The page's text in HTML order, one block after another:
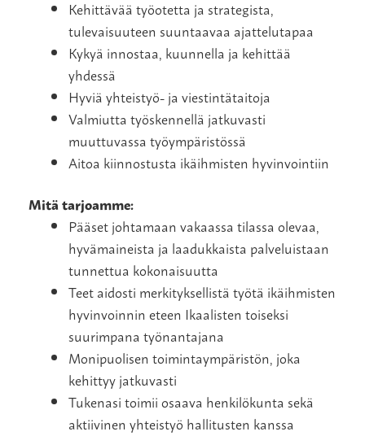
Kehittävää työotetta ja strategista,
tulevaisuuteen suuntaavaa ajattelutapaa
Kykyä innostaa, kuunnella ja kehittää
yhdessä
Hyviä yhteistyö- ja viestintätaitoja
Valmiutta työskennellä jatkuvasti
muuttuvassa työympäristössä
Aitoa kiinnostusta ikäihmisten hyvinvointiin
Mitä tarjoamme:
Pääset johtamaan vakaassa tilassa olevaa,
hyvämaineista ja laadukkaista palveluistaan
tunnettua kokonaisuutta
Teet aidosti merkityksellistä työtä ikäihmisten
hyvinvoinnin eteen Ikaalisten toiseksi
suurimpana työnantajana
Monipuolisen toimintaympäristön, joka
kehittyy jatkuvasti
Tukenasi toimii osaava henkilökunta sekä
aktiivinen yhteistyö hallitusten kanssa